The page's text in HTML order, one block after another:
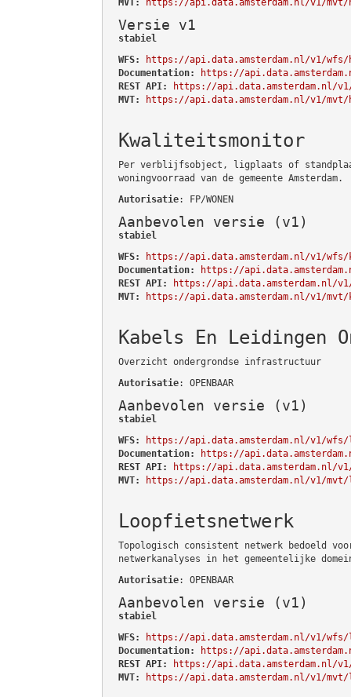
Versie v1
stabiel
WFS:
https://api.data.amsterdam.nl/v1/
Documentation:
https://
REST API:
https://api.data.amsterdam.nl/
MVT:
https://api.data.amsterdam.nl/v1/
Kwaliteitsmonitor
Per verblijfsobject, ligplaats of
woningvoorraad van de gemeente Amsterdam.
Autorisatie: FP/WONEN
Aanbevolen versie (v1)
stabiel
WFS:
https://api.data.amsterdam.nl/v1/
Documentation:
https://
REST API:
https://api.data.amsterdam.nl/
MVT:
https://api.data.amsterdam.nl/v1/
Kabels En Leidingen
Overzicht ondergrondse infrastructuur
Autorisatie: OPENBAAR
Aanbevolen versie (v1)
stabiel
WFS:
https://api.data.amsterdam.nl/v1/
Documentation:
https://
REST API:
https://api.data.amsterdam.nl/
MVT:
https://api.data.amsterdam.nl/v1/
Loopfietsnetwerk
Topologisch consistent netwerk bedoeld
netwerkanalyses in het gemeentelijke
Autorisatie: OPENBAAR
Aanbevolen versie (v1)
stabiel
WFS:
https://api.data.amsterdam.nl/v1/
Documentation:
https://
REST API:
https://api.data.amsterdam.nl/
MVT:
https://api.data.amsterdam.nl/v1/